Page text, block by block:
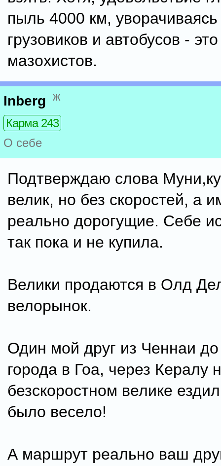
пыль 4000 км, уворачиваясь
грузовиков и автобусов -
мазохистов.
Inberg ж
Карма 243
О себе
Подтверждаю слова
велик, но без скоростей, а
реально дорогущие. Себе
так пока и не купила.
Велики продаются в Олд
велорынок.
Один мой друг из Ченнаи до
города в Гоа, через Кералу
безскоростном велике
было весело!
А маршрут реально ваш